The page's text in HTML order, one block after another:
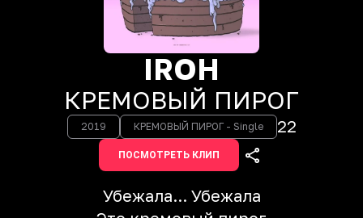
IROH
КРЕМОВЫЙ ПИРОГ
2019 КРЕМОВЫЙ ПИРОГ - Single 22
ПОСМОТРЕТЬ КЛИП
Убежала... Убежала